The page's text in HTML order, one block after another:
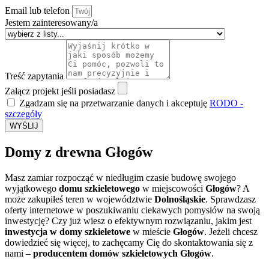
Email lub telefon
Jestem zainteresowany/a
Treść zapytania
Załącz projekt jeśli posiadasz
Zgadzam się na przetwarzanie danych i akceptuję RODO -
szczegóły
WYŚLIJ
Domy z drewna Głogów
Masz zamiar rozpocząć w niedługim czasie budowę swojego
wyjątkowego domu szkieletowego w miejscowości Głogów? A
może zakupiłeś teren w województwie Dolnośląskie. Sprawdzasz
oferty internetowe w poszukiwaniu ciekawych pomysłów na swoją
inwestycję? Czy już wiesz o efektywnym rozwiązaniu, jakim jest
inwestycja w domy szkieletowe w mieście Głogów. Jeżeli chcesz
dowiedzieć się więcej, to zachęcamy Cię do skontaktowania się z
nami – producentem domów szkieletowych Głogów.